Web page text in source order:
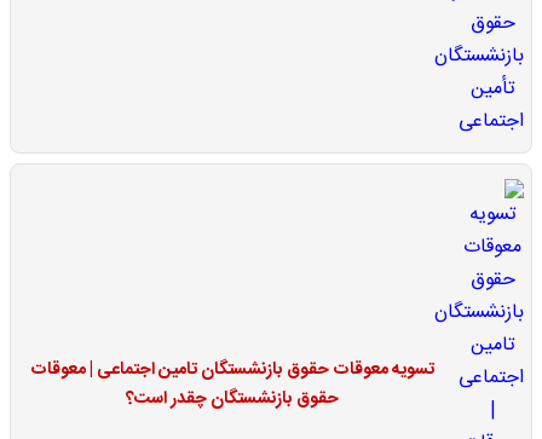
تسویه معوقات حقوق بازنشستگان تامین اجتماعی | معوقات
حقوق بازنشستگان چقدر است؟